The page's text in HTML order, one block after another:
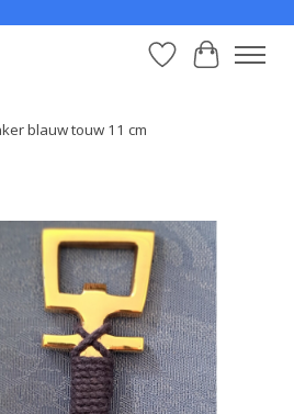
Verlanglijst
blauw touw 11 cm
slideshow Items